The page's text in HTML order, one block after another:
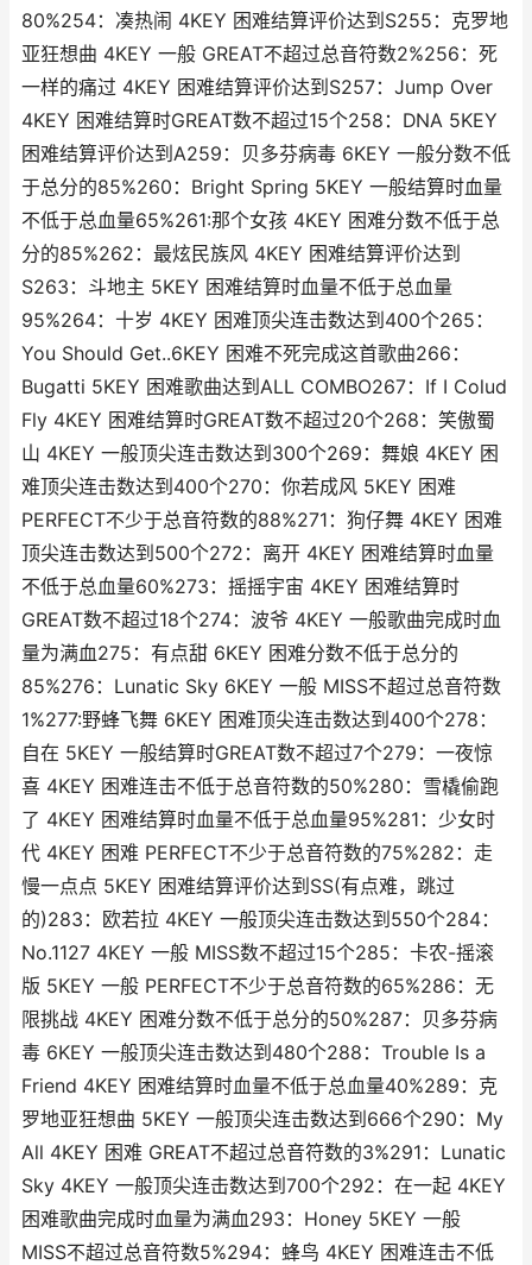
80%254：凑热闹 4KEY 困难结算评价达到S255：克罗地
亚狂想曲 4KEY 一般 GREAT不超过总音符数2%256：死
一样的痛过 4KEY 困难结算评价达到S257：Jump Over
4KEY 困难结算时GREAT数不超过15个258：DNA 5KEY
困难结算评价达到A259：贝多芬病毒 6KEY 一般分数不低
于总分的85%260：Bright Spring 5KEY 一般结算时血量
不低于总血量65%261:那个女孩 4KEY 困难分数不低于总
分的85%262：最炫民族风 4KEY 困难结算评价达到
S263：斗地主 5KEY 困难结算时血量不低于总血量
95%264：十岁 4KEY 困难顶尖连击数达到400个265：
You Should Get..6KEY 困难不死完成这首歌曲266：
Bugatti 5KEY 困难歌曲达到ALL COMBO267：If I Colud
Fly 4KEY 困难结算时GREAT数不超过20个268：笑傲蜀
山 4KEY 一般顶尖连击数达到300个269：舞娘 4KEY 困
难顶尖连击数达到400个270：你若成风 5KEY 困难
PERFECT不少于总音符数的88%271：狗仔舞 4KEY 困难
顶尖连击数达到500个272：离开 4KEY 困难结算时血量
不低于总血量60%273：摇摇宇宙 4KEY 困难结算时
GREAT数不超过18个274：波爷 4KEY 一般歌曲完成时血
量为满血275：有点甜 6KEY 困难分数不低于总分的
85%276：Lunatic Sky 6KEY 一般 MISS不超过总音符数
1%277:野蜂飞舞 6KEY 困难顶尖连击数达到400个278：
自在 5KEY 一般结算时GREAT数不超过7个279：一夜惊
喜 4KEY 困难连击不低于总音符数的50%280：雪橇偷跑
了 4KEY 困难结算时血量不低于总血量95%281：少女时
代 4KEY 困难 PERFECT不少于总音符数的75%282：走
慢一点点 5KEY 困难结算评价达到SS(有点难，跳过
的)283：欧若拉 4KEY 一般顶尖连击数达到550个284：
No.1127 4KEY 一般 MISS数不超过15个285：卡农-摇滚
版 5KEY 一般 PERFECT不少于总音符数的65%286：无
限挑战 4KEY 困难分数不低于总分的50%287：贝多芬病
毒 6KEY 一般顶尖连击数达到480个288：Trouble Is a
Friend 4KEY 困难结算时血量不低于总血量40%289：克
罗地亚狂想曲 5KEY 一般顶尖连击数达到666个290：My
All 4KEY 困难 GREAT不超过总音符数的3%291：Lunatic
Sky 4KEY 一般顶尖连击数达到700个292：在一起 4KEY
困难歌曲完成时血量为满血293：Honey 5KEY 一般
MISS不超过总音符数5%294：蜂鸟 4KEY 困难连击不低